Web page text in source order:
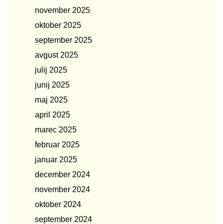
november 2025
oktober 2025
september 2025
avgust 2025
julij 2025
junij 2025
maj 2025
april 2025
marec 2025
februar 2025
januar 2025
december 2024
november 2024
oktober 2024
september 2024